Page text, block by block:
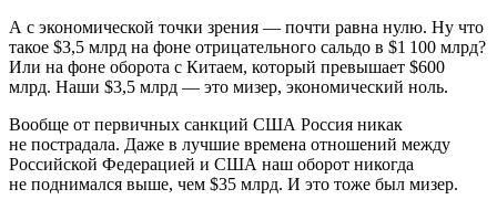
А с экономической точки зрения — почти равна нулю. Ну что
такое $3,5 млрд на фоне отрицательного сальдо в $1 100 млрд?
Или на фоне оборота с Китаем, который превышает $600
млрд. Наши $3,5 млрд — это мизер, экономический ноль.
Вообще от первичных санкций США Россия никак
не пострадала. Даже в лучшие времена отношений между
Российской Федерацией и США наш оборот никогда
не поднимался выше, чем $35 млрд. И это тоже был мизер.